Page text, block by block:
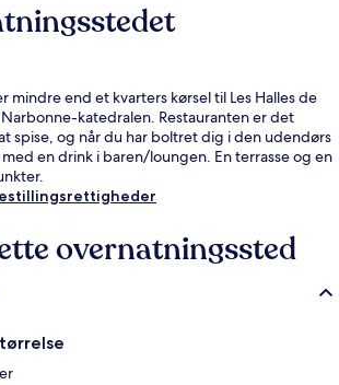
mindre end et kvarters kørsel til Les Halles de
katedralen. Restauranten er det
spise, og når du har boltret dig i den udendørs
en drink i baren/loungen. En terrasse og en
overnatningssted